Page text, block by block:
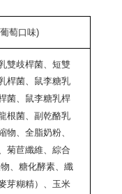
葡萄口味)
雙歧桿菌、短雙
桿菌、鼠李糖乳
菌、鼠李糖乳桿
根菌、副乾酪乳
物、全脂奶粉、
菊苣纖維、綜合
、糖化酵素、纖
芽糊精）、玉米